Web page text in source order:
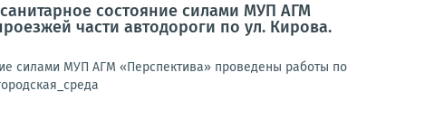
состояние силами МУП АГМ
части автодороги по ул. Кирова.
силами МУП АГМ «Перспектива» проведены работы по